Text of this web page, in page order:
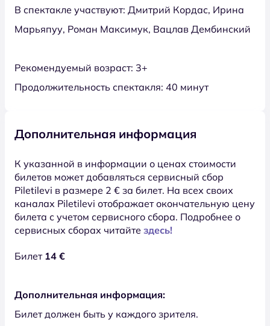
В спектакле участвуют: Дмитрий Кордас, Ирина
Марьяпуу, Роман Максимук, Вацлав Дембинский
Рекомендуемый возраст: 3+
Продолжительность спектакля: 40 минут
Дополнительная информация
К указанной в информации о ценах стоимости
билетов может добавляться сервисный сбор
Piletilevi в размере 2 € за билет. На всех своих
каналах Piletilevi отображает окончательную цену
билета с учетом сервисного сбора. Подробнее о
сервисных сборах читайте здесь!
Билет 14 €
Дополнительная информация:
Билет должен быть у каждого зрителя.